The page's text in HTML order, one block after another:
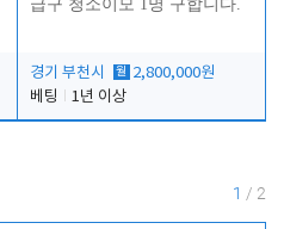
급구 청소이모 1명 구합니다.
경기 부천시 월 2,800,000원
베팅
1년 이상
1 / 2